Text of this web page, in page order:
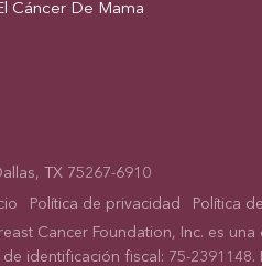
Cáncer De Mama
TX 75267-6910
Política de privacidad Política
Cancer Foundation, Inc. es
de identificación fiscal: 75-